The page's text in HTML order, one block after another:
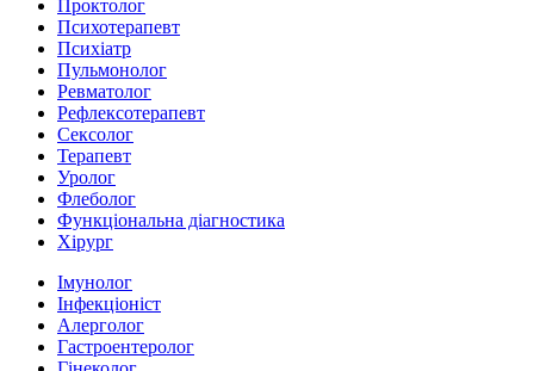
Проктолог
Психотерапевт
Психіатр
Пульмонолог
Ревматолог
Рефлексотерапевт
Сексолог
Терапевт
Уролог
Флеболог
Функціональна діагностика
Хірург
Імунолог
Інфекціоніст
Алерголог
Гастроентеролог